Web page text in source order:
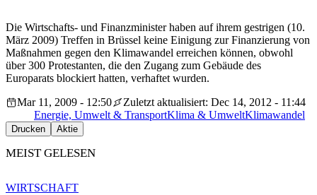
Die Wirtschafts- und Finanzminister haben auf ihrem gestrigen (10.
März 2009) Treffen in Brüssel keine Einigung zur Finanzierung von
Maßnahmen gegen den Klimawandel erreichen können, obwohl
über 300 Protestanten, die den Zugang zum Gebäude des
Europarats blockiert hatten, verhaftet wurden.
Mar 11, 2009 - 12:50
Zuletzt aktualisiert: Dec 14, 2012 - 11:44
Energie, Umwelt & TransportKlima & UmweltKlimawandel
Drucken Aktie
MEIST GELESEN
WIRTSCHAFT